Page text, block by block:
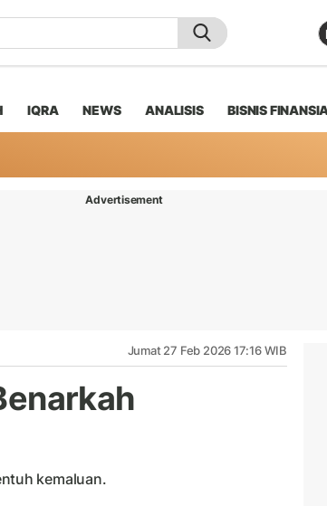
IQRA NEWS ANALISIS BISNIS
Advertisement
Jumat 27 Feb 2026 17:16 WIB
kemaluan.